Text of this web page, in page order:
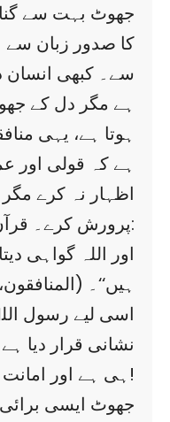
جھوٹ بہت سے
کا صدور زبان سے
سے۔ کبھی انسان
ہے مگر دل کے
ہوتا ہے، یہی
ہے کہ قولی اور
اظہار نہ کرے
پرورش کرے۔ قرآن کریم میں فرمایا:
ہیں‘‘۔ (المنافقون،۱)
اسی لیے رسول
نشانی قرار دیا
ہی ہے اور امانت میں خیانت بھی!
جھوٹ ایسی